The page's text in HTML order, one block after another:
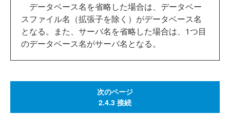
データベース名を省略した場合は、データベー
スファイル名（拡張子を除く）がデータベース名
となる。また、サーバ名を省略した場合は、1つ目
のデータベース名がサーバ名となる。
次のページ
2.4.3 接続